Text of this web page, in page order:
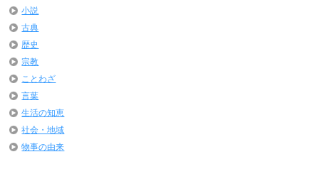
小説
古典
歴史
宗教
ことわざ
言葉
生活の知恵
社会・地域
物事の由来